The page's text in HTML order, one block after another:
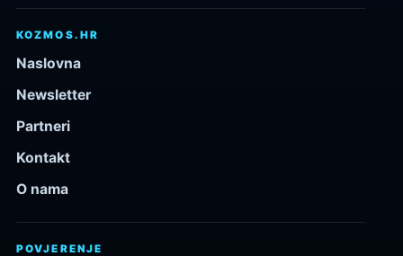
KOZMOS.HR
Naslovna
Newsletter
Partneri
Kontakt
O nama
POVJERENJE